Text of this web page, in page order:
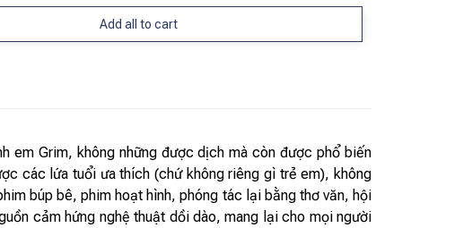
Add all to cart
em Grim, không những được dịch mà còn được phổ biến
các lứa tuổi ưa thích (chứ không riêng gì trẻ em), không
búp bê, phim hoạt hình, phóng tác lại bằng thơ văn, hội
cảm hứng nghệ thuật dồi dào, mang lại cho mọi người